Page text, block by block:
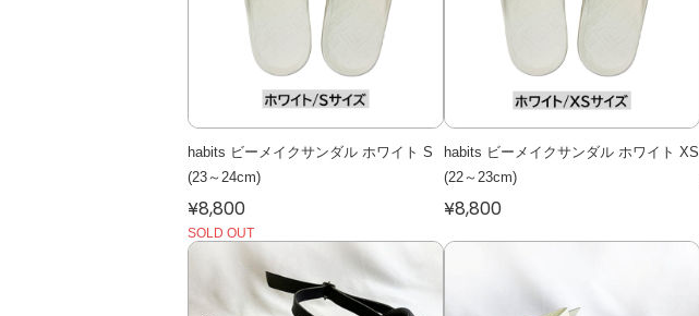
habits ビーメイクサンダル ホワイト S
(23～24cm)
¥8,800
SOLD OUT
habits ビーメイクサンダル ホワイト XS
(22～23cm)
¥8,800